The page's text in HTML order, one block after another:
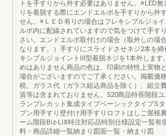
トを手すりから外す必要はありません。※LED無
りを着脱する際にエンドエルボを手すりから外
せん。※ＬＥＤ有りの場合はフレキシブルジョ
ルボ内に配線されていますので気をつけて手す
さい。エンドエルボ取付けの場合（取外しの場
なります。）手すりにスライドさせネジ2本を締
キシブルジョイントⅢ型着脱ネジを1本外しま
めはありません商品の色は、印刷の特性上実物
場合がございますのでご了承ください。掲載価
税、ガラス代（ガラス組込商品を除く）、組立
賃等は含まれておりません。520商品特長階段
ランプレカット集成タイプベーシックタイプS
プン用手すり壁付け用手すりロフトはしご屋根
ーム階段Biz-LIX特注対応品特別仕様設定一覧有
料・商品詳細一覧納まり図面一覧・納まり図